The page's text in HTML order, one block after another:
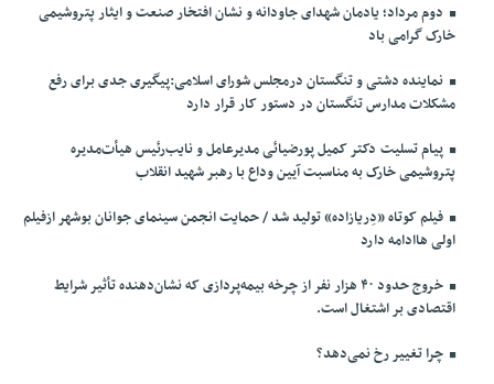
دوم مرداد؛ یادمان شهدای جاودانه و نشان افتخار صنعت و ایثار پتروشیمی
خارک گرامی باد
نماینده دشتی و تنگستان درمجلس شورای اسلامی:پیگیری جدی برای رفع
مشکلات مدارس تنگستان در دستور کار قرار دارد
پیام تسلیت دکتر کمیل پورضیائی مدیرعامل و نایب‌رئیس هیأت‌مدیره
پتروشیمی خارک به مناسبت آیین وداع با رهبر شهید انقلاب
فیلم کوتاه «دِریازاده» تولید شد / حمایت انجمن سینمای جوانان بوشهر ازفیلم
اولی هاادامه دارد
خروج حدود ۴۰ هزار نفر از چرخه بیمه‌پردازی که نشان‌دهنده تأثیر شرایط
اقتصادی بر اشتغال است.
چرا تغییر رخ نمی‌دهد؟